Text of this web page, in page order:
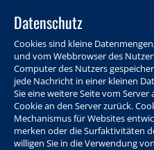
Datenschutz
Cookies sind kleine
und vom Webbrowser des
Computer des Nutzers
jede Nachricht in einer kleinen
Sie eine weitere Seite vom
Cookie an den Server zurück.
Mechanismus für Websites
merken oder die Surfaktivitäten
willigen Sie in die Verwendung
Programm Info & Service